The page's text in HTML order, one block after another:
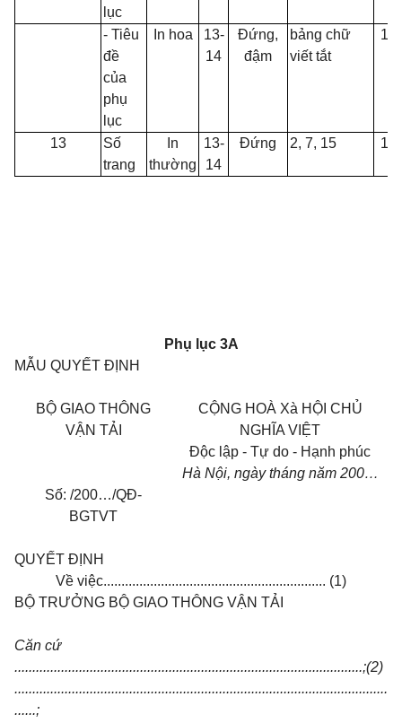
lục
- Tiêu
đề
của
phụ
lục
In hoa
13-
14
Đứng,
đậm
bảng chữ
viết tắt
14
13
Số
trang
In
thường
13-
14
Đứng 2, 7, 15 14
Phụ ục 3A
MẪU QUYẾT ĐỊ NH
BỘ GIAO THÔNG
VẬN TẢ
Số: /200…/QĐ-
BGTVT
CỘNG HOÀ Xà HỘI CH Ủ
NGH A VI ỆT
Độc l ập - Tự do - Hạnh phúc
Hà Nội, ngày tháng năm 200…
QUYẾT ĐỊ NH
Về việc.............................................................. (1)
BỘ TRƯỞNG BỘ GIAO THÔNG VẬN TẢ
Căn cứ
.................................................................................................;(2)
........................................................................................................
......;